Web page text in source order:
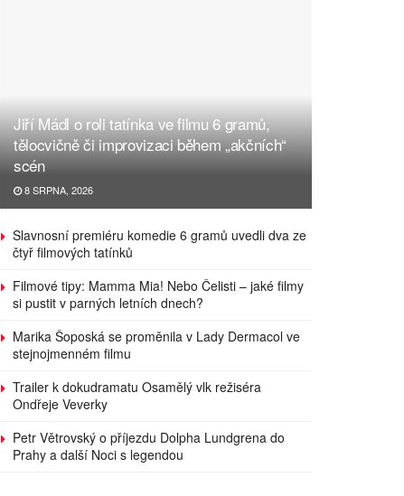
Jiří Mádl o roli tatínka ve filmu 6 gramů,
tělocvičně či improvizaci během „akčních“
scén
8 SRPNA, 2026
Slavnosní premiéru komedie 6 gramů uvedli dva ze
čtyř filmových tatínků
Filmové tipy: Mamma Mia! Nebo Čelisti – jaké filmy
si pustit v parných letních dnech?
Marika Šoposká se proměnila v Lady Dermacol ve
stejnojmenném filmu
Trailer k dokudramatu Osamělý vlk režiséra
Ondřeje Veverky
Petr Větrovský o příjezdu Dolpha Lundgrena do
Prahy a další Noci s legendou